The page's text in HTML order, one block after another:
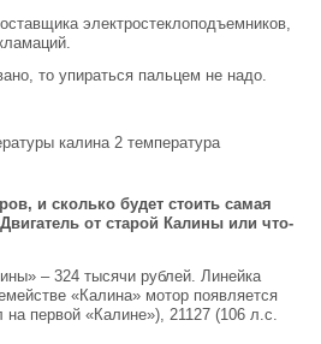
электростеклоподъемников,
то упираться пальцем не надо.
и сколько будет стоить самая
от старой Калины или что-
– 324 тысячи рублей. Линейка
«Калина» мотор появляется
первой «Калине»), 21127 (106 л.с.